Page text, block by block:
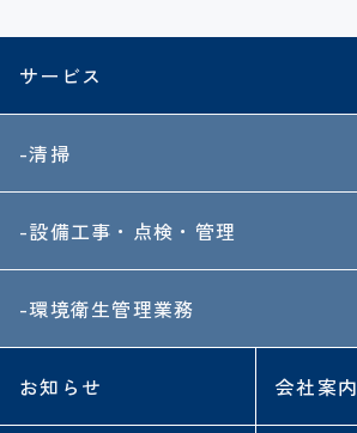
サービス
-清掃
-設備工事・点検・管理
-環境衛生管理業務
お知らせ 会社案内